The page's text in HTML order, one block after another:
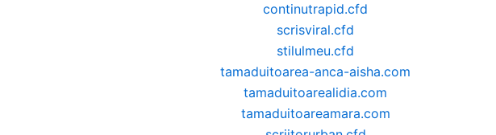
continutrapid.cfd
scrisviral.cfd
stilulmeu.cfd
tamaduitoarea-anca-aisha.com
tamaduitoarealidia.com
tamaduitoareamara.com